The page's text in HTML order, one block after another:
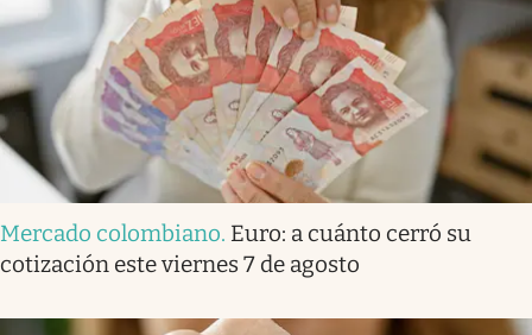
Mercado colombiano. Euro: a cuánto cerró su
cotización este viernes 7 de agosto